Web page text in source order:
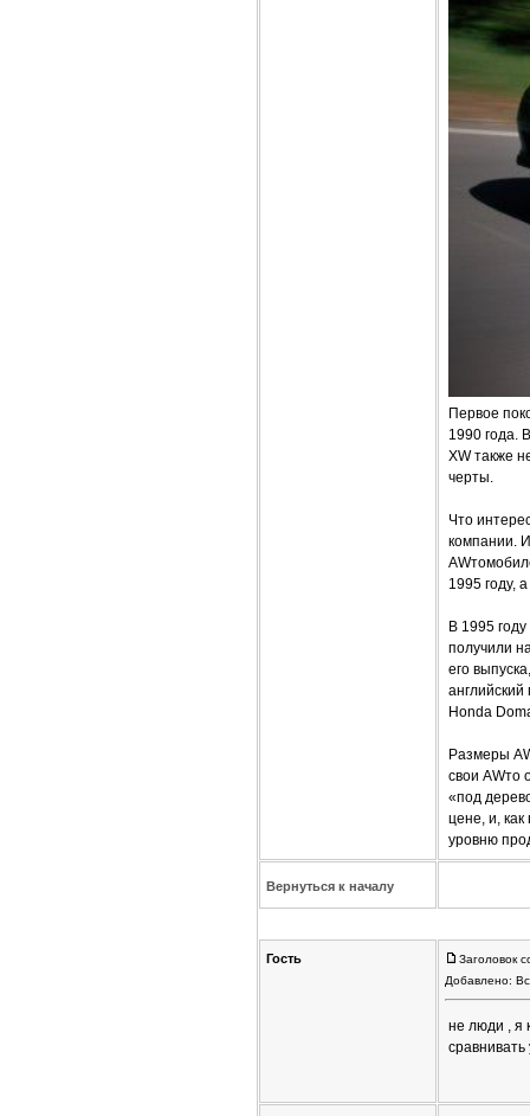
Первое
1990 года.
XW также
черты.
Что
компании.
1995 году,
В 1995
получили
его
Honda
Размеры
свои AWто
«под
цене, и,
уровню
Вернуться к началу
Гость
Заголовок
Добавлено:
не люди , я